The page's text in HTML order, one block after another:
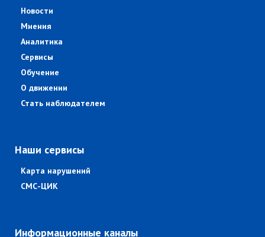
Новости
Мнения
Аналитика
Сервисы
Обучение
О движении
Стать наблюдателем
Наши сервисы
Карта нарушений
СМС-ЦИК
Информационные каналы